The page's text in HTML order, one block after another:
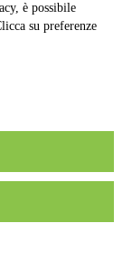
Spaggiari
Media
è possibile
su preferenze